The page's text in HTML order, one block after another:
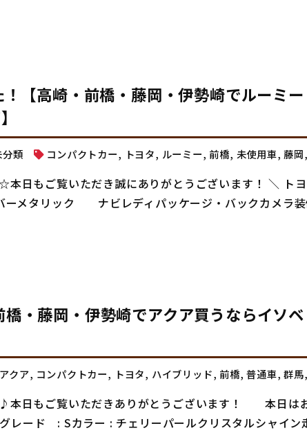
【高崎・前橋・藤岡・伊勢崎でルーミー
分類 コンパクトカー, トヨタ, ルーミー, 前橋, 未使用車,藤岡,
日もご覧いただき誠にありがとうございます！ ＼ ト
メタリック ナビレディパッケージ・バックカメラ装
・藤岡・伊勢崎でアクア買うならイソベ
アクア, コンパクトカー, トヨタ, ハイブリッド, 前橋,普通車,群馬,
本日もご覧いただきありがとうございます！ 本日は
ド : Sカラー : チェリーパールクリスタルシャイン